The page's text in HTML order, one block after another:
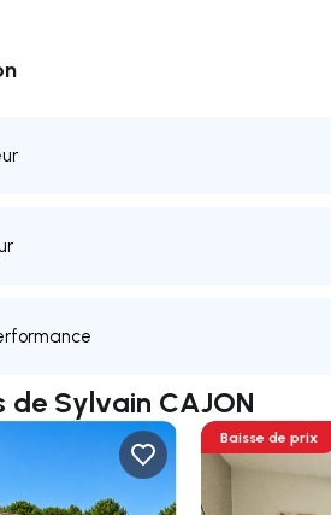
Sylvain CAJON
Baisse de prix